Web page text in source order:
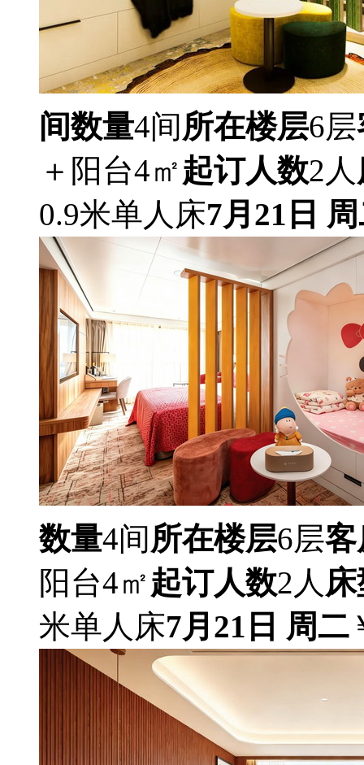
间数量4间所在楼层6层
＋阳台4㎡起订人数2人
0.9米单人床7月21日
数量4间所在楼层6层客
阳台4㎡起订人数2人
米单人床7月21日 周二